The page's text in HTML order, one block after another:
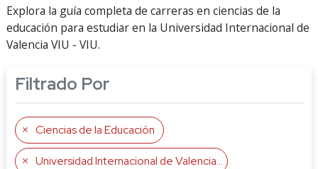
Explora la guía completa de carreras en ciencias de la
educación para estudiar en la Universidad Internacional de
Valencia VIU - VIU.
Filtrado Por
Ciencias de la Educación
Universidad Internacional de Valencia VIU